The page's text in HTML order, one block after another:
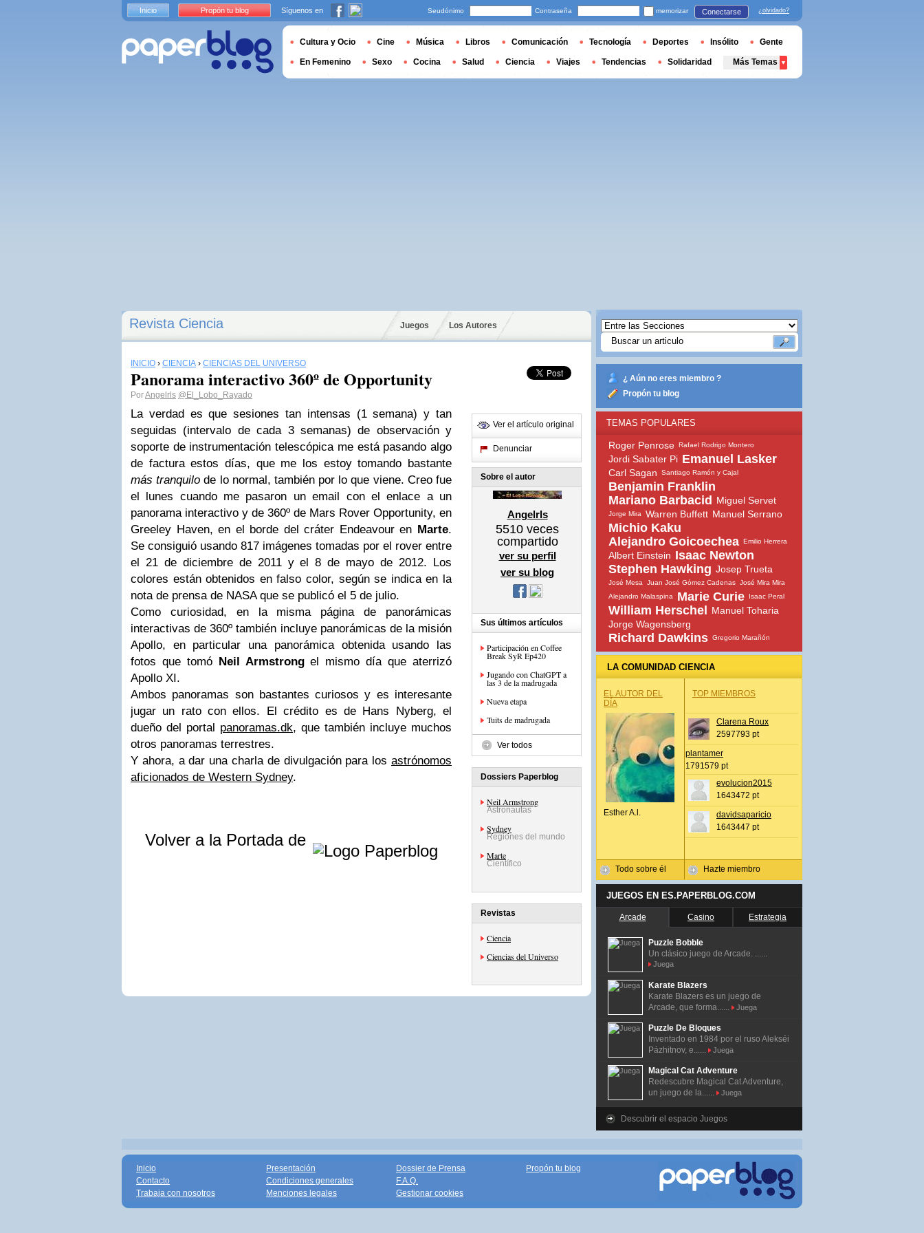
Revista Ciencia Juegos Los Autores
INICIO › CIENCIA › CIENCIAS DEL UNIVERSO
Panorama interactivo 360º de Opportunity
PorAngelrls @El_Lobo_Rayado
La verdad es que sesiones tan intensas (1 semana) y tan
seguidas (intervalo de cada 3 semanas) de observación y
soporte de instrumentación telescópica me está pasando algo
de factura estos días, que me los estoy tomando bastante
más tranquilo de lo normal, también por lo que viene. Creo fue
el lunes cuando me pasaron un email con el enlace a un
panorama interactivo y de 360º de Mars Rover Opportunity, en
Greeley Haven, en el borde del cráter Endeavour en Marte.
Se consiguió usando 817 imágenes tomadas por el rover entre
el 21 de diciembre de 2011 y el 8 de mayo de 2012. Los
colores están obtenidos en falso color, según se indica en la
nota de prensa de NASA que se publicó el 5 de julio.
Como curiosidad, en la misma página de panorámicas
interactivas de 360º también incluye panorámicas de la misión
Apollo, en particular una panorámica obtenida usando las
fotos que tomó Neil Armstrongel mismo día que aterrizó
Apollo XI.
Ambos panoramas son bastantes curiosos y es interesante
jugar un rato con ellos. El crédito es de Hans Nyberg, el
dueño del portal panoramas.dk, que también incluye muchos
otros panoramas terrestres.
Y ahora, a dar una charla de divulgación para los astrónomos
aficionados de Western Sydney.
Volver a la Portada de
Ver el artículo original
Denunciar
Sobre el autor
Angelrls
5510 veces
compartido
ver su perfil
ver su blog
Sus últimos artículos
Participación en Coffee
Break SyR Ep420
Jugando con ChatGPT a
las 3 de la madrugada
Nueva etapa
Tuits de madrugada
Ver todos
Dossiers Paperblog
Neil Armstrong
Astronautas
Sydney
Regiones del mundo
Marte
Científico
Revistas
Ciencia
Ciencias del Universo
¿ Aún no eres miembro ?
Propón tu blog
TEMAS POPULARES
Roger Penrose Rafael Rodrigo Montero
Jordi Sabater Pi Emanuel Lasker
Carl Sagan Santiago Ramón y Cajal
Benjamin Franklin
Mariano Barbacid
Miguel Servet
Jorge Mira Warren Buffett Manuel Serrano
Michio Kaku
Alejandro Goicoechea Emilio Herrera
Albert Einstein Isaac Newton
Stephen Hawking Josep Trueta
José Mesa Juan José Gómez Cadenas José Mira Mira
Alejandro Malaspina
Marie Curie Isaac Peral
William Herschel
Manuel Toharia
Jorge Wagensberg
Richard Dawkins Gregorio Marañón
LA COMUNIDAD CIENCIA
EL AUTOR DEL
DÍA
Esther A.l.
Todo sobre él
TOP MIEMBROS
Clarena Roux
2597793 pt
plantamer
1791579 pt
evolucion2015
1643472 pt
davidsaparicio
1643447 pt
Hazte miembro
JUEGOS EN ES.PAPERBLOG.COM
Arcade Casino Estrategia
Puzzle Bobble
Un clásico juego de Arcade. ......
Juega
Karate Blazers
Karate Blazers es un juego de
Arcade, que forma......
Juega
Puzzle De Bloques
Inventado en 1984 por el ruso Alekséi
Pázhitnov, e......
Juega
Magical Cat Adventure
Redescubre Magical Cat Adventure,
un juego de la......
Juega
Descubrir el espacio Juegos
Inicio Propón tu blog Síguenos en Seudónimo Contraseña memorizar Conectarse ¿olvidado?
Cultura y Ocio Cine Música Libros Comunicación Tecnología Deportes Insólito Gente
En Femenino Sexo Cocina Salud Ciencia Viajes Tendencias Solidaridad Más Temas
Inicio
Contacto
Trabaja con nosotros
Presentación
Condiciones generales
Menciones legales
Dossier de Prensa
F.A.Q.
Gestionar cookies
Propón tu blog